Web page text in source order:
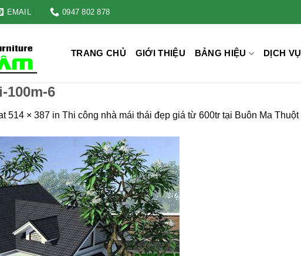
EMAIL 0947 802 878
TRANG CHỦ GIỚI THIỆU BẢNG HIỆU DỊCH VỤ
100m-6
514 × 387 in Thi công nhà mái thái đẹp giá từ 600tr tại Buôn Ma Thuột